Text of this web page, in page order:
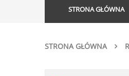
STRONA GŁÓWNA
STRONA GŁÓWNA